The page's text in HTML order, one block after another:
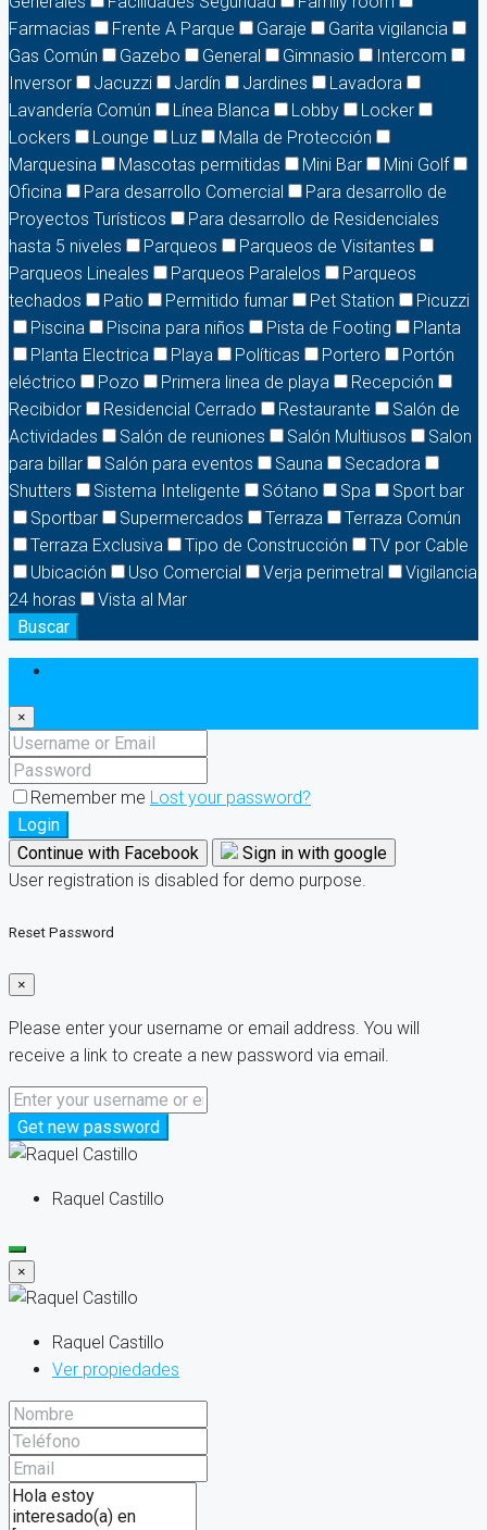
Farmacias
Frente A Parque Garaje
Garita vigilancia
Gas Común
Gazebo General Gimnasio
Intercom
Inversor
Jacuzzi Jardín Jardines
Lavadora
Lavandería Común
Línea Blanca Lobby
Locker
Lockers
Lounge Luz
Malla de Protección
Marquesina
Mascotas permitidas Mini Bar
Mini Golf
Oficina
Para desarrollo Comercial
Para desarrollo de
Proyectos Turísticos
Para desarrollo de Residenciales
hasta 5 niveles
Parqueos
Parqueos de Visitantes
Parqueos Lineales
Parqueos Paralelos
Parqueos
techados
Patio Permitido fumar Pet Station
Picuzzi
Piscina
Piscina para niños Pista de Footing
Planta
Planta Electrica
Playa Políticas Portero
Portón
eléctrico
Pozo Primera linea de playa
Recepción
Recibidor
Residencial Cerrado Restaurante
Salón de
Actividades
Salón de reuniones Salón Multiusos
Salon
para billar
Salón para eventos Sauna
Secadora
Shutters
Sistema Inteligente Sótano Spa
Sport bar
Sportbar
Supermercados Terraza
Terraza Común
Terraza Exclusiva
Tipo de Construcción
TV por Cable
Ubicación
Uso Comercial Verja perimetral
Vigilancia
24 horas
Vista al Mar
Buscar
×
Remember me Lost your password?
Login
Continue with Facebook
Sign in with google
User registration is disabled for demo purpose.
Reset Password
×
Please enter your username or email address. You will
receive a link to create a new password via email.
Get new password
Raquel Castillo
×
Raquel Castillo
Ver propiedades